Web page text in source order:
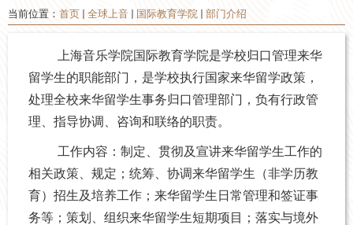
当前位置： 首页 全球上音 国际教育学院 部门介绍
上海音乐学院国际教育学院是学校归口管理来华
留学生的职能部门，是学校执行国家来华留学政策，
处理全校来华留学生事务归口管理部门，负有行政管
理、指导协调、咨询和联络的职责。
工作内容： 制定、贯彻及宣讲来华留学生工作的
相关政策、规定； 统筹、协调来华留学生（非学历教
育）招生及培养工作； 来华留学生日常管理和签证事
务等； 策划、组织来华留学生短期项目； 落实与境外